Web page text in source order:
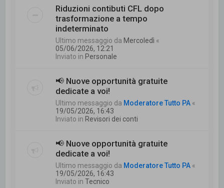
Riduzioni contibuti CFL dopo
trasformazione a tempo
indeterminato
Ultimo messaggio da Mercoledì «
05/06/2026, 12:21
Inviato in Personale
📢 Nuove opportunità gratuite
dedicate a voi!
Ultimo messaggio da Moderatore Tutto PA «
19/05/2026, 16:43
Inviato in Revisori dei conti
📢 Nuove opportunità gratuite
dedicate a voi!
Ultimo messaggio da Moderatore Tutto PA «
19/05/2026, 16:43
Inviato inTecnico